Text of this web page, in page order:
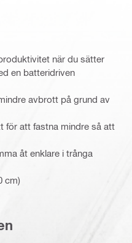
när du sätter
en batteridriven
avbrott på grund av
för att fastna mindre så att
åt enklare i trånga
cm)